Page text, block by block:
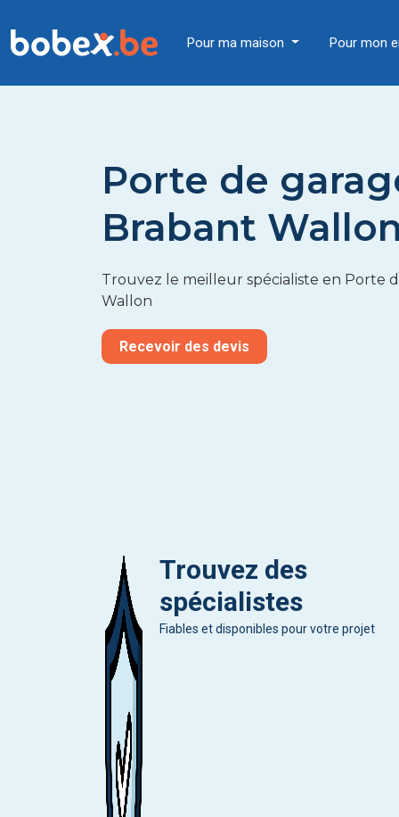
Pour ma maison Pour mon
Porte de
Brabant
Trouvez le meilleur spécialiste en Porte
Wallon
Recevoir des devis
Trouvez des
spécialistes
Fiables et disponibles pour votre projet